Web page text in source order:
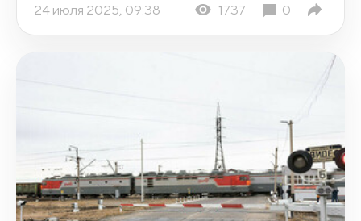
24 июля 2025, 09:38 1737 0